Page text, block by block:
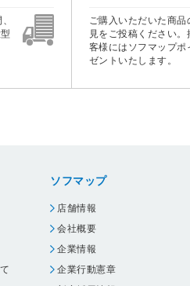
ご購入いただいた商品
見をご投稿ください。
客様にはソフマップポ
ゼントいたします。
ソフマップ
店舗情報
会社概要
企業情報
企業行動憲章